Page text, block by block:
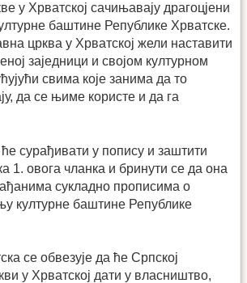
у Хрватској сачињавају драгоцјени
баштине Републике Хрватске.
црква у Хрватској жели наставити
заједници и својом културном
свима које занима да то
да се њиме користе и да га
сурађивати у попису и заштити
1. овога чланка и бринути се да она
сукладно прописима о
културне баш­тине Републике
се обвезује да ће Српској
у Хрватској дати у власништво,